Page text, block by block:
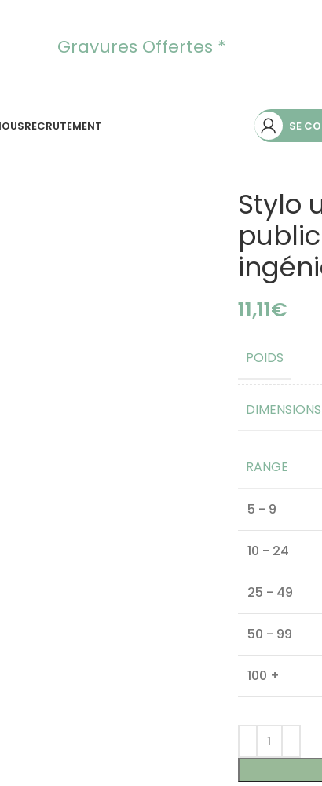
Gravures Offertes *
RECRUTEMENT SE
Stylo
€
POIDS
DIMENSIONS
RANGE
5 - 9
10 - 24
25 - 49
50 - 99
100 +